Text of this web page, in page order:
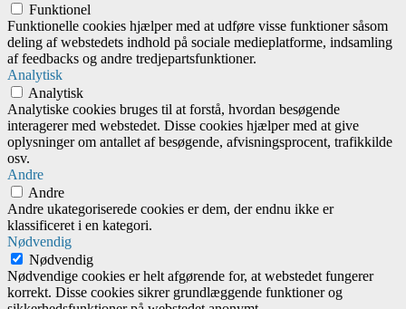
Funktionel
Funktionelle cookies hjælper med at udføre visse funktioner såsom
deling af webstedets indhold på sociale medieplatforme, indsamling
af feedbacks og andre tredjepartsfunktioner.
Analytisk
Analytisk
Analytiske cookies bruges til at forstå, hvordan besøgende
interagerer med webstedet. Disse cookies hjælper med at give
oplysninger om antallet af besøgende, afvisningsprocent, trafikkilde
osv.
Andre
Andre
Andre ukategoriserede cookies er dem, der endnu ikke er
klassificeret i en kategori.
Nødvendig
Nødvendig
Nødvendige cookies er helt afgørende for, at webstedet fungerer
korrekt. Disse cookies sikrer grundlæggende funktioner og